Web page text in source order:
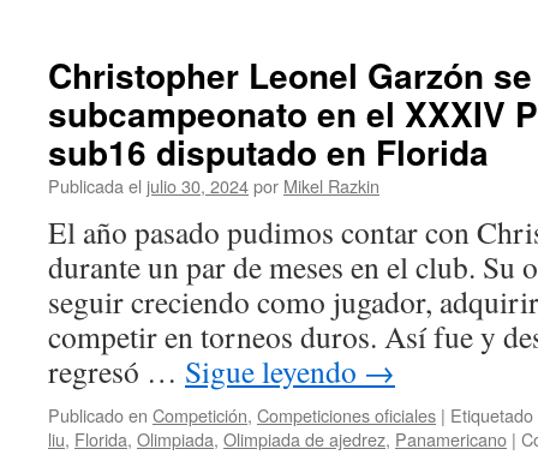
Ajedrez:
Daniel
Pinto
y
defienden
sus
banderas
en
Budapest
Christopher Leonel Garzón
subcampeonato en el XXXIV
sub16 disputado en Florida
Publicada el julio 30, 2024por Mikel Razkin
El año pasado pudimos contar con
durante un par de meses en el club. Su
seguir creciendo como jugador,
competir en torneos duros. Así fue y
regresó … Sigue leyendo →
Publicado en Competición, Competiciones oficiales | Etiquetado
liu, Florida, Olimpiada, Olimpiada de ajedrez, Panamericano |